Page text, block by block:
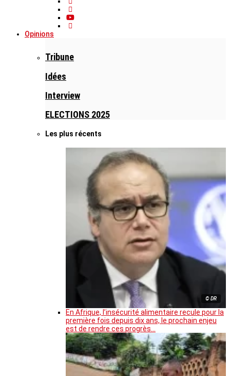
Opinions
Tribune
Idées
Interview
ELECTIONS 2025
Les plus récents
© DR
En Afrique, l’insécurité alimentaire recule pour la
première fois depuis dix ans, le prochain enjeu
est de rendre ces progrès…